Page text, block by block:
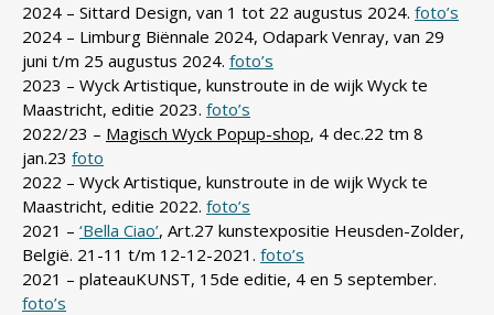
2024 – Sittard Design, van 1 tot 22 augustus 2024. foto’s
2024 – Limburg Biënnale 2024, Odapark Venray, van 29
juni t/m 25 augustus 2024. foto’s
2023 – Wyck Artistique, kunstroute in de wijk Wyck te
Maastricht, editie 2023. foto’s
2022/23 – Magisch Wyck Popup-shop, 4 dec.22 tm 8
jan.23 foto
2022 – Wyck Artistique, kunstroute in de wijk Wyck te
Maastricht, editie 2022. foto’s
2021 – ‘Bella Ciao’, Art.27 kunstexpositie Heusden-Zolder,
België. 21-11 t/m 12-12-2021. foto’s
2021 – plateauKUNST, 15de editie, 4 en 5 september.
foto’s